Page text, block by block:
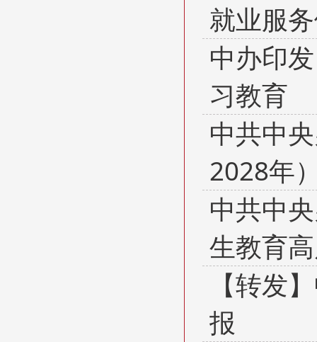
就业服
中办印
习教育
中共中
2028年
中共中
生教育
【转发
报